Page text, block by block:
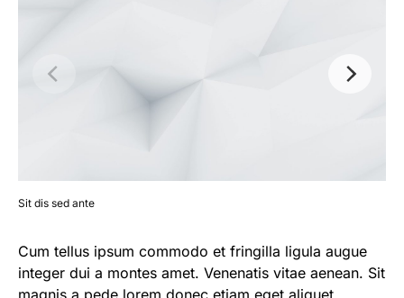
Sit dis sed ante
Cum tellus ipsum commodo et fringilla ligula augue
integer dui a montes amet. Venenatis vitae aenean. Sit
magnis a pede lorem donec etiam eget aliquet